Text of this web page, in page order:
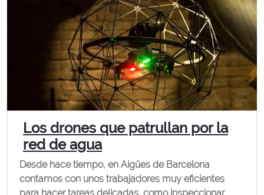
Los drones que patrullan por la
red de agua
Desde hace tiempo, en Aigües de Barcelona
contamos con unos trabajadores muy eficientes